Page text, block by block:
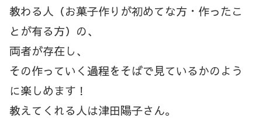
教わる人（お菓子作りが初めてな方・作ったこ
とが有る方）の、
両者が存在し、
その作っていく過程をそばで見ているかのよう
に楽しめます！
教えてくれる人は津田陽子さん。